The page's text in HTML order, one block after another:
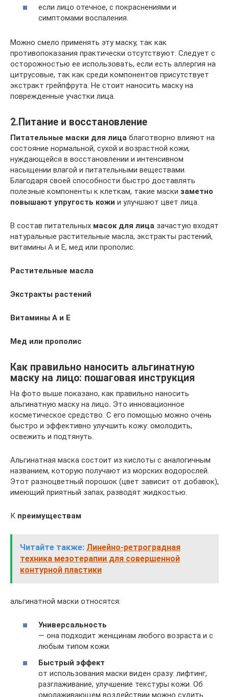
если лицо отечное, с покраснениями и
симптомами воспаления.
Можно смело применять эту маску, так как
противопоказания практически отсутствуют. Следует с
осторожностью ее использовать, если есть аллергия на
цитрусовые, так как среди компонентов присутствует
экстракт грейпфрута. Не стоит наносить маску на
поврежденные участки лица.
2.Питание и восстановление
Питательные маски для лица благотворно влияют на
состояние нормальной, сухой и возрастной кожи,
нуждающейся в восстановлении и интенсивном
насыщении влагой и питательными веществами.
Благодаря своей способности быстро доставлять
полезные компоненты к клеткам, такие маски заметно
повышают упругость кожи и улучшают цвет лица.
В состав питательных масок для лица зачастую входят
натуральные растительные масла, экстракты растений,
витамины А и Е, мед или прополис.
Растительные масла
Экстракты растений
Витамины А и Е
Мед или прополис
Как правильно наносить альгинатную
маску на лицо: пошаговая инструкция
На фото выше показано, как правильно наносить
альгинатную маску на лицо. Это инновационное
косметическое средство. С его помощью можно очень
быстро и эффективно улучшить кожу: омолодить,
освежить и подтянуть.
Альгинатная маска состоит из кислоты с аналогичным
названием, которую получают из морских водорослей.
Этот разноцветный порошок (цвет зависит от добавок),
имеющий приятный запах, разводят жидкостью.
К преимуществам
Читайте также: Линейно-ретроградная
техника мезотерапии для совершенной
контурной пластики
альгинатной маски относятся:
Универсальность
— она подходит женщинам любого возраста и с
любым типом кожи.
Быстрый эффект
от использования маски виден сразу: лифтинг,
разглаживание, улучшение текстуры кожи. Об
омолаживающем воздействии можно судить